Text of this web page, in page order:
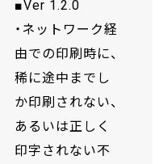
■Ver 1.2.0
・ネットワーク経
由での印刷時に、
稀に途中までし
か印刷されない、
あるいは正しく
印字されない不